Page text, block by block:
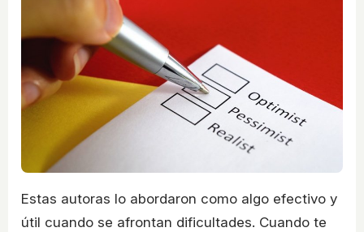
Estas autoras lo abordaron como algo efectivo y
útil cuando se afrontan dificultades. Cuando te